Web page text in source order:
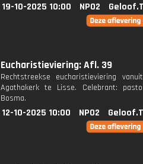
19-10-2025 10:00 NPO2
Eucharistieviering: Afl. 39
Rechtstreekse eucharistieviering
Agathakerk te Lisse. Celebrant:
Bosma.
12-10-2025 10:00 NPO2